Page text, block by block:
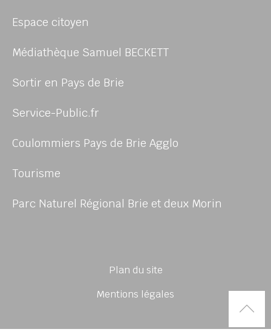
Espace citoyen
Médiathèque Samuel BECKETT
Sortir en Pays de Brie
Service-Public.fr
Coulommiers Pays de Brie Agglo
Tourisme
Parc Naturel Régional Brie et deux Morin
Plan du site
Mentions légales